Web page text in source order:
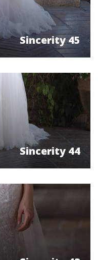
Sincerity 45
Sincerity 44